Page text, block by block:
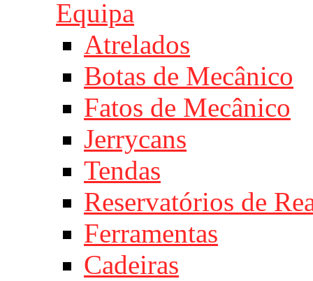
Equipa
Atrelados
Botas de Mecânico
Fatos de Mecânico
Jerrycans
Tendas
Reservatórios de
Ferramentas
Cadeiras